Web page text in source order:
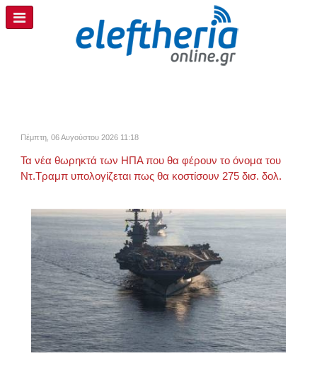
Πέμπτη, 06 Αυγούστου 2026 11:18
Τα νέα θωρηκτά των ΗΠΑ που θα φέρουν το όνομα του
Ντ.Τραμπ υπολογίζεται πως θα κοστίσουν 275 δισ. δολ.